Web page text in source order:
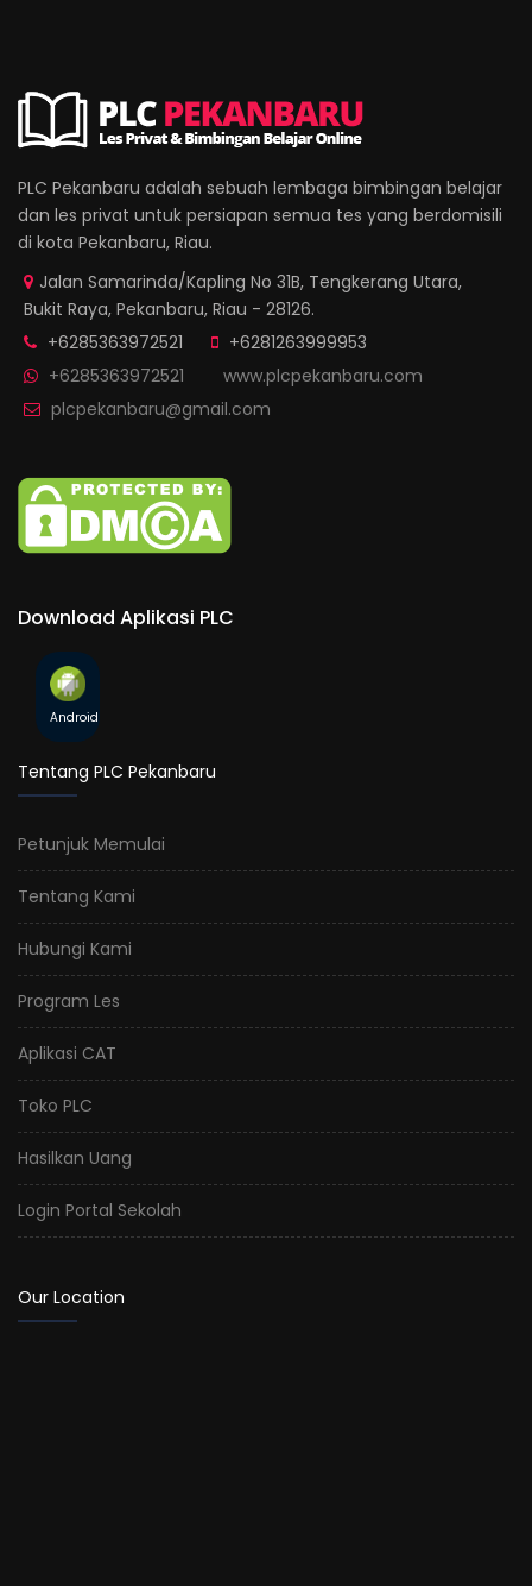
PLC Pekanbaru adalah sebuah lembaga bimbingan belajar
dan les privat untuk persiapan semua tes yang berdomisili
di kota Pekanbaru, Riau.
Jalan Samarinda/Kapling No 31B, Tengkerang Utara,
Bukit Raya, Pekanbaru, Riau - 28126.
+6285363972521
+6281263999953
+6285363972521
www.plcpekanbaru.com
plcpekanbaru@gmail.com
Download Aplikasi PLC
Android
Tentang PLC Pekanbaru
Petunjuk Memulai
Tentang Kami
Hubungi Kami
Program Les
Aplikasi CAT
Toko PLC
Hasilkan Uang
Login Portal Sekolah
Our Location